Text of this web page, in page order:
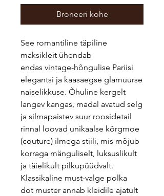
Broneeri kohe
See romantiline täpiline
maksikleit ühendab
endas vintage-hõngulise Pariisi
elegantsi ja kaasaegse glamuurse
naiselikkuse. Õhuline kergelt
langev kangas, madal avatud selg
ja silmapaistev suur roosidetail
rinnal loovad unikaalse kõrgmoe
(couture) ilmega stiili, mis mõjub
korraga mänguliselt, luksuslikult
ja täielikult pilkupüüdvalt.
Klassikaline must-valge polka
dot muster annab kleidile ajatult